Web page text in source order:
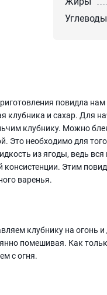
Углеводы
повидла
клубника и сахар. Для
клубнику. Можно
Это необходимо для
из ягоды, ведь
консистенции. Этим
варенья.
клубнику на огонь
помешивая. Как
с огня.